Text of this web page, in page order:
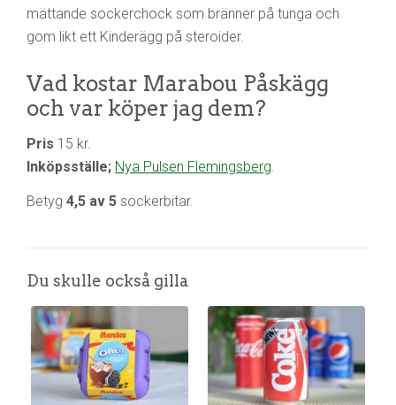
mättande sockerchock som bränner på tunga och
gom likt ett Kinderägg på steroider.
Vad kostar Marabou Påskägg
och var köper jag dem?
Pris 15 kr.
Inköpsställe; Nya Pulsen Flemingsberg
Betyg 4,5 av 5 sockerbitar.
Du skulle också gilla